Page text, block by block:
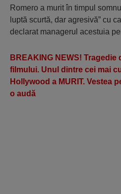
Romero a murit în timpul
luptă scurtă, dar agresivă” cu
declarat managerul acestuia
BREAKING NEWS!
filmului. Unul dintre cei mai
Hollywood a MURIT. Vestea
o audă